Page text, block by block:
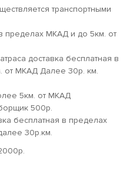
транспортными
пределах МКАД и до 5км. от
доставка бесплатная в
от МКАД Далее 30р. км.
5км. от МКАД
500р.
бесплатная в пределах
30р.км.